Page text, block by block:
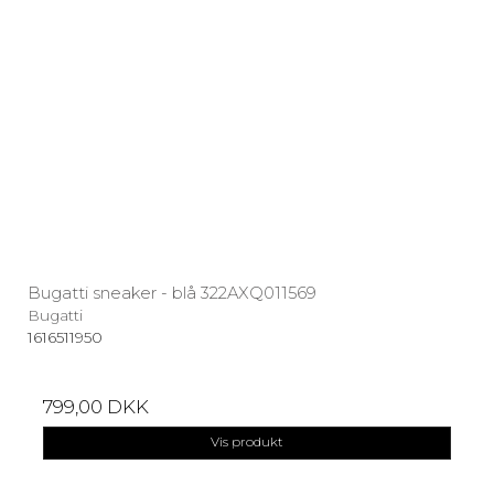
Bugatti sneaker - blå 322AXQ011569
Bugatti
1616511950
799,00 DKK
Vis produkt